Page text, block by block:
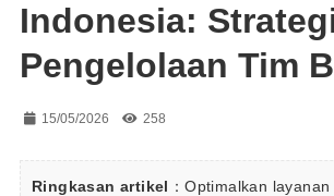
Indonesia:
Pengelolaan Tim
15/05/2026 258
Ringkasan artikel ：Optimalkan